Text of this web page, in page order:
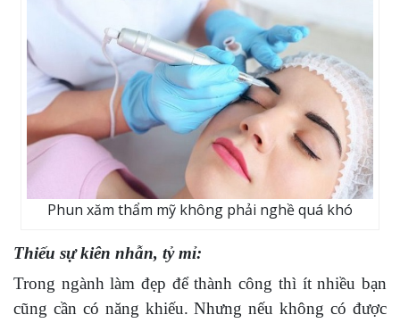
Phun xăm thẩm mỹ không phải nghề quá khó
Thiếu sự kiên nhẫn, tỷ mỉ:
Trong ngành làm đẹp để thành công thì ít nhiều bạn
cũng cần có năng khiếu. Nhưng nếu không có được